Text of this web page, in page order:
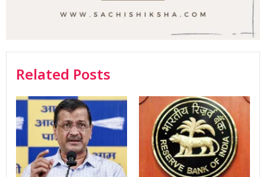
Related Posts